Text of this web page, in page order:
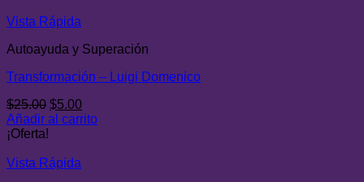
$25.00.
Vista Rápida
Autoayuda y Superación
Transformación – Luigi Domenico
$25.00 El
precio
$25.00.
$5.00El
precio
Añadir al carrito
¡Oferta!
Vista Rápida